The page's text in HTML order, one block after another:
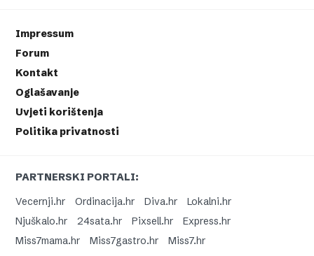
Impressum
Forum
Kontakt
Oglašavanje
Uvjeti korištenja
Politika privatnosti
PARTNERSKI PORTALI:
Vecernji.hr
Ordinacija.hr Diva.hr
Lokalni.hr
Njuškalo.hr
24sata.hr Pixsell.hr
Express.hr
Miss7mama.hr
Miss7gastro.hr
Miss7.hr